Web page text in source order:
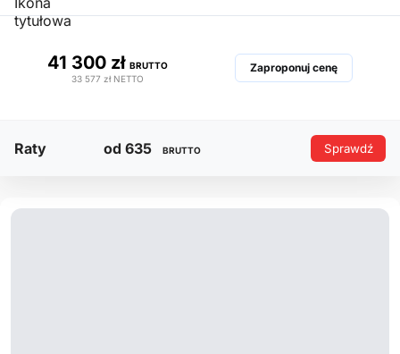
41 300 złBRUTTO
33 577 zł NETTO
Zaproponuj cenę
Raty od 635 BRUTTO Sprawdź